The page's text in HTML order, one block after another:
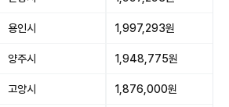
용인시 1,997,293원
양주시 1,948,775원
고양시 1,876,000원